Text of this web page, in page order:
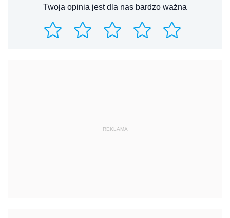
Twoja opinia jest dla nas bardzo ważna
REKLAMA